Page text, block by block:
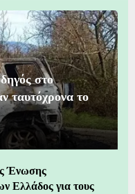
στο
ταυτόχρονα το
Ένωσης
Ελλάδος για τους